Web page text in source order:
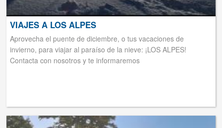
VIAJES A LOS ALPES
Aprovecha el puente de diciembre, o tus vacaciones de
invierno, para viajar al paraíso de la nieve: ¡LOS ALPES!
Contacta con nosotros y te informaremos